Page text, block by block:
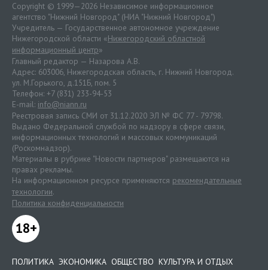
Copyright © 1999—2026 Независимое информационное
агентство "Нижний Новгород" (НИА "Нижний Новгород")
Учредитель — Государственное автономное учреждение
Нижегородской области «Нижегородский областной
информационный центр»
Главный редактор — Назарова А.В.
Адрес: 603006, Нижегородская область, г. Нижний Новгород.
ул. М.Горького, д.151Б, пом. 5
Телефон: +7 (831) 233-94-53
E-mail: info@niann.ru
Реестровая запись СМИ от 31.12.2020 ЭЛ № ФС 77 - 79798.
Выдано Федеральной службой по надзору в сфере связи,
информационных технологий и массовых коммуникаций
(Роскомнадзор).
Материалы в рубрике "Новости партнеров" размещаются на
правах рекламы.
На информационном ресурсе применяются рекомендательные
технологии.
Политика конфиденциальности
18+
ПОЛИТИКА ЭКОНОМИКА ОБЩЕСТВО КУЛЬТУРА И ОТДЫХ